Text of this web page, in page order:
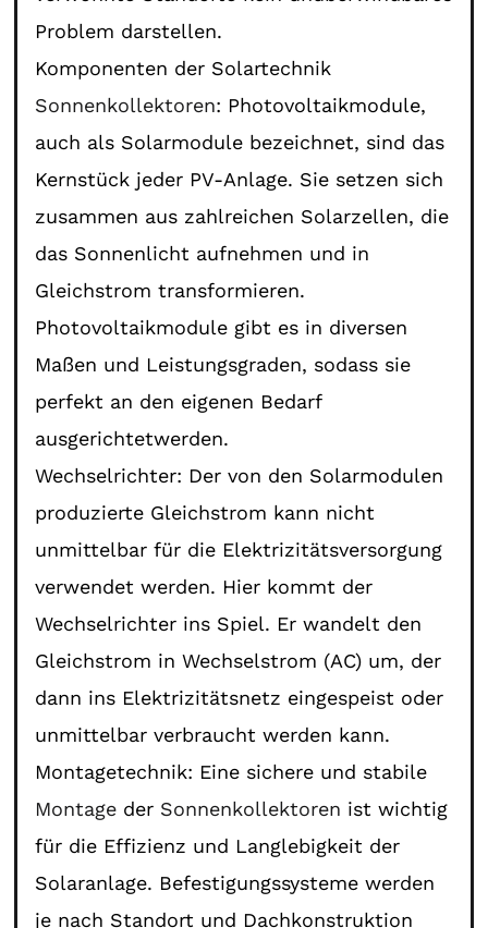
Problem darstellen.
Komponenten der Solartechnik
Sonnenkollektoren: Photovoltaikmodule,
auch als Solarmodule bezeichnet, sind das
Kernstück jeder PV-Anlage. Sie setzen sich
zusammen aus zahlreichen Solarzellen, die
das Sonnenlicht aufnehmen und in
Gleichstrom transformieren.
Photovoltaikmodule gibt es in diversen
Maßen und Leistungsgraden, sodass sie
perfekt an den eigenen Bedarf
ausgerichtetwerden.
Wechselrichter: Der von den Solarmodulen
produzierte Gleichstrom kann nicht
unmittelbar für die Elektrizitätsversorgung
verwendet werden. Hier kommt der
Wechselrichter ins Spiel. Er wandelt den
Gleichstrom in Wechselstrom (AC) um, der
dann ins Elektrizitätsnetz eingespeist oder
unmittelbar verbraucht werden kann.
Montagetechnik: Eine sichere und stabile
Montage der Sonnenkollektoren ist wichtig
für die Effizienz und Langlebigkeit der
Solaranlage. Befestigungssysteme werden
je nach Standort und Dachkonstruktion